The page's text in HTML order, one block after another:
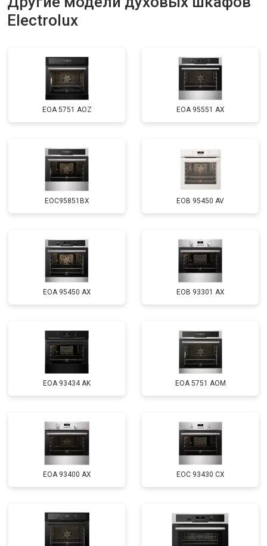
Electrolux
EOA 5751 AOZ EOA 95551 AX
EOC95851BX EOB 95450 AV
EOA 95450 AX EOB 93301 AX
EOA 93434 AK EOA 5751 AOM
EOA 93400 AX EOC 93430 CX